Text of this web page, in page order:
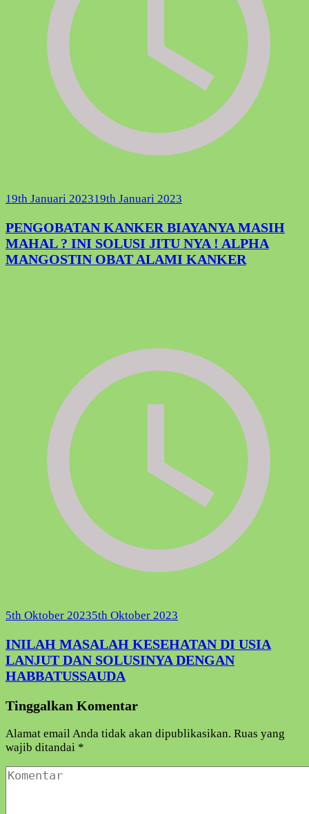
19th Januari 202319th Januari 2023
PENGOBATAN KANKER BIAYANYA MASIH
MAHAL ? INI SOLUSI JITU NYA ! ALPHA
MANGOSTIN OBAT ALAMI KANKER
5th Oktober 20235th Oktober 2023
INILAH MASALAH KESEHATAN DI USIA
LANJUT DAN SOLUSINYA DENGAN
HABBATUSSAUDA
Tinggalkan Komentar
Alamat email Anda tidak akan dipublikasikan. Ruas yang
wajib ditandai *
Komentar